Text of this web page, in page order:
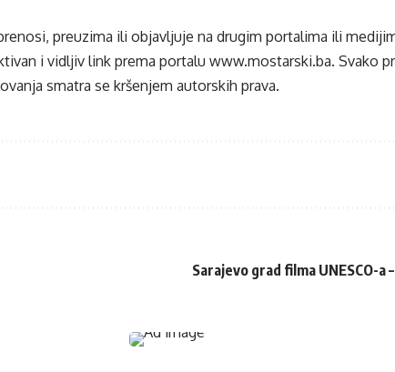
preuzima ili objavljuje na drugim portalima ili
i vidljiv link prema portalu www.mostarski.ba. Svako
smatra se kršenjem autorskih prava.
Sarajevo grad filma UNESCO-